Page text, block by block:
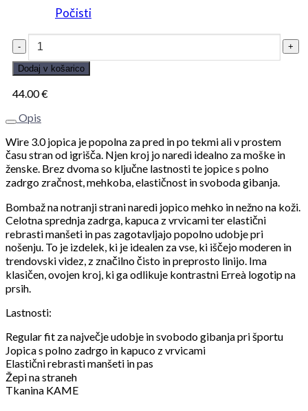
Počisti
Črnuče
moški
hoodie
3.0
del)
Dodaj v košarico
44.00€
Opis
Wire 3.0 jopica je popolna za pred in po tekmi ali v prostem
času stran od igrišča. Njen kroj jo naredi idealno za moške in
ženske. Brez dvoma so ključne lastnosti te jopice s polno
zadrgo zračnost, mehkoba, elastičnost in svoboda gibanja.
Bombaž na notranji strani naredi jopico mehko in nežno na koži.
Celotna sprednja zadrga, kapuca z vrvicami ter elastični
rebrasti manšeti in pas zagotavljajo popolno udobje pri
nošenju. To je izdelek, ki je idealen za vse, ki iščejo moderen in
trendovski videz, z značilno čisto in preprosto linijo. Ima
klasičen, ovojen kroj, ki ga odlikuje kontrastni Erreà logotip na
prsih.
Lastnosti:
Regular fit za največje udobje in svobodo gibanja pri športu
Jopica s polno zadrgo in kapuco z vrvicami
Elastični rebrasti manšeti in pas
Žepi na straneh
Tkanina KAME